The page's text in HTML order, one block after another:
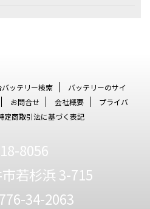
バッテリー検索
バッテリーのサイ
お問合せ 会社概要
プライバ
定商取引法に基づく表記
8056
若杉浜 3-715
34-2063